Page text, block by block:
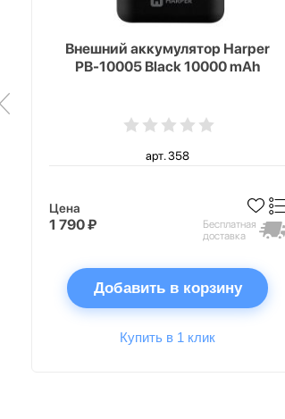
Внешний аккумулятор Harper
PB-10005 Black 10000 mAh
арт. 358
Цена
1 790 ₽
Бесплатная
доставка
Добавить в корзину
Купить в 1 клик